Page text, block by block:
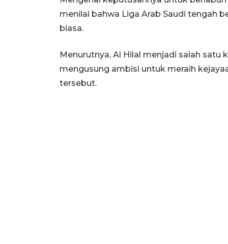
menilai bahwa Liga Arab Saudi tengah
biasa.
Menurutnya, Al Hilal menjadi salah satu
mengusung ambisi untuk meraih
tersebut.